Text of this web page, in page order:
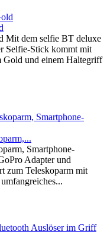
Mit dem selfie BT deluxe
Selfie-Stick kommt mit
und einem Haltegriff
Smartphone-
Adapter und
zum Teleskoparm mit